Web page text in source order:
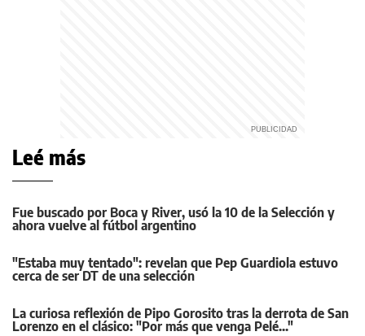
Leé más
Fue buscado por Boca y River, usó la 10 de la Selección y
ahora vuelve al fútbol argentino
"Estaba muy tentado": revelan que Pep Guardiola estuvo
cerca de ser DT de una selección
La curiosa reflexión de Pipo Gorosito tras la derrota de San
Lorenzo en el clásico: "Por más que venga Pelé..."